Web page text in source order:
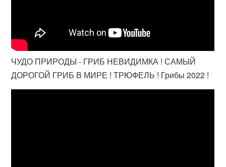
ЧУДО ПРИРОДЫ - ГРИБ НЕВИДИМКА ! САМЫЙ
ДОРОГОЙ ГРИБ В МИРЕ ! ТРЮФЕЛЬ ! Грибы 2022 !